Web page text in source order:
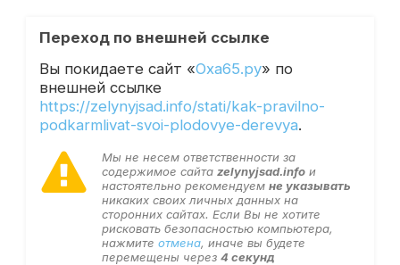
Переход по внешней ссылке
Вы покидаете сайт «Оха65.ру» по
внешней ссылке
https://zelynyjsad.info/stati/kak-pravilno-
podkarmlivat-svoi-plodovye-derevya.
Мы не несем ответственности за
содержимое сайта zelynyjsad.infoи
настоятельно рекомендуем не указывать
никаких своих личных данных на
сторонних сайтах. Если Вы не хотите
рисковать безопасностью компьютера,
нажмите отмена, иначе вы будете
перемещены через 4 секунд